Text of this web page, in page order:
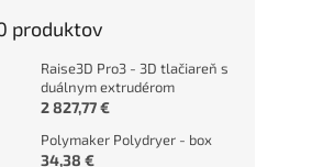
produktov
Raise3D Pro3 - 3D tlačiareň s
duálnym extrudérom
2 827,77 €
Polymaker Polydryer - box
34,38 €